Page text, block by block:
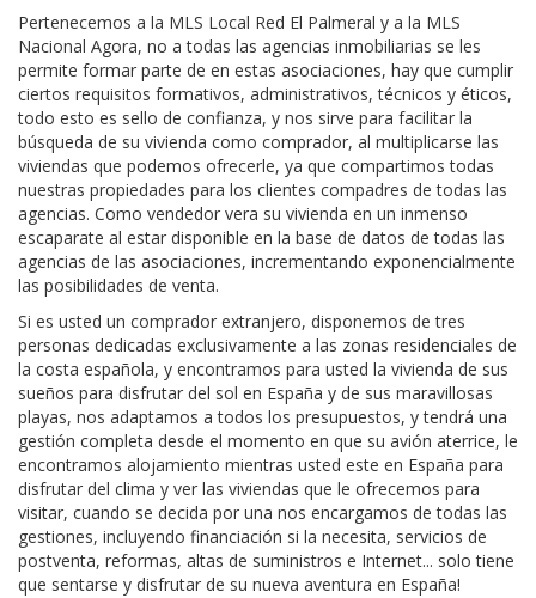
Pertenecemos a la MLS Local Red El Palmeral y a la MLS
Nacional Agora, no a todas las agencias inmobiliarias se les
permite formar parte de en estas asociaciones, hay que cumplir
ciertos requisitos formativos, administrativos, técnicos y éticos,
todo esto es sello de confianza, y nos sirve para facilitar la
búsqueda de su vivienda como comprador, al multiplicarse las
viviendas que podemos ofrecerle, ya que compartimos todas
nuestras propiedades para los clientes compadres de todas las
agencias. Como vendedor vera su vivienda en un inmenso
escaparate al estar disponible en la base de datos de todas las
agencias de las asociaciones, incrementando exponencialmente
las posibilidades de venta.
Si es usted un comprador extranjero, disponemos de tres
personas dedicadas exclusivamente a las zonas residenciales de
la costa española, y encontramos para usted la vivienda de sus
sueños para disfrutar del sol en España y de sus maravillosas
playas, nos adaptamos a todos los presupuestos, y tendrá una
gestión completa desde el momento en que su avión aterrice, le
encontramos alojamiento mientras usted este en España para
disfrutar del clima y ver las viviendas que le ofrecemos para
visitar, cuando se decida por una nos encargamos de todas las
gestiones, incluyendo financiación si la necesita, servicios de
postventa, reformas, altas de suministros e Internet... solo tiene
que sentarse y disfrutar de su nueva aventura en España!